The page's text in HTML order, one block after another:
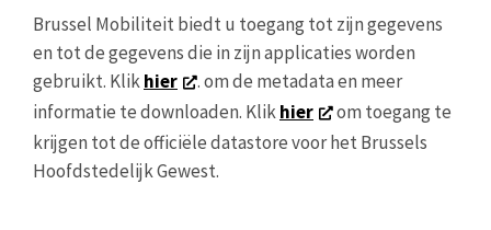
Brussel Mobiliteit biedt u toegang tot zijn gegevens
en tot de gegevens die in zijn applicaties worden
gebruikt. Klikhier
. om de metadata en meer
informatie te downloaden. Klikhier
om toegang te
krijgen tot de officiële datastore voor het Brussels
Hoofdstedelijk Gewest.